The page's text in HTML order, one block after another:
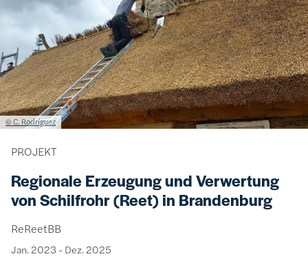
Lizenzinformationen einschließlich Urheberrecht
© C. Rodríguez
PROJEKT
Regionale Erzeugung und Verwertung
von Schilfrohr (Reet) in Brandenburg
ReReetBB
Jan. 2023 - Dez. 2025